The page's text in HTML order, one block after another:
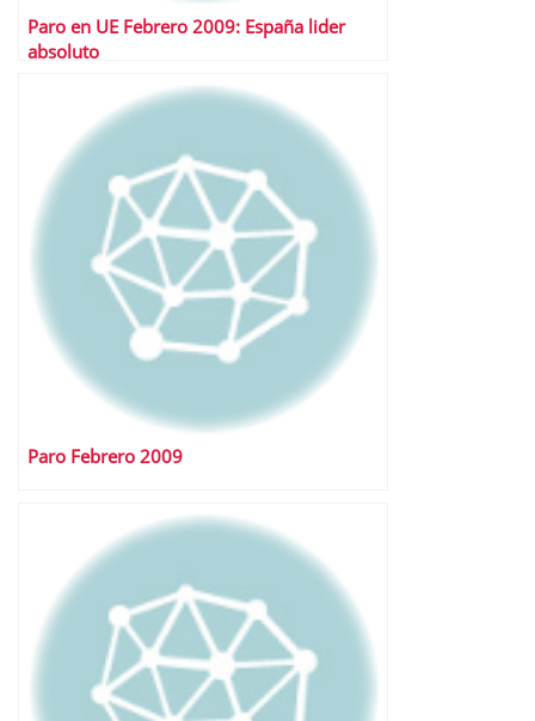
Paro en UE Febrero 2009: España lider
absoluto
Paro Febrero 2009